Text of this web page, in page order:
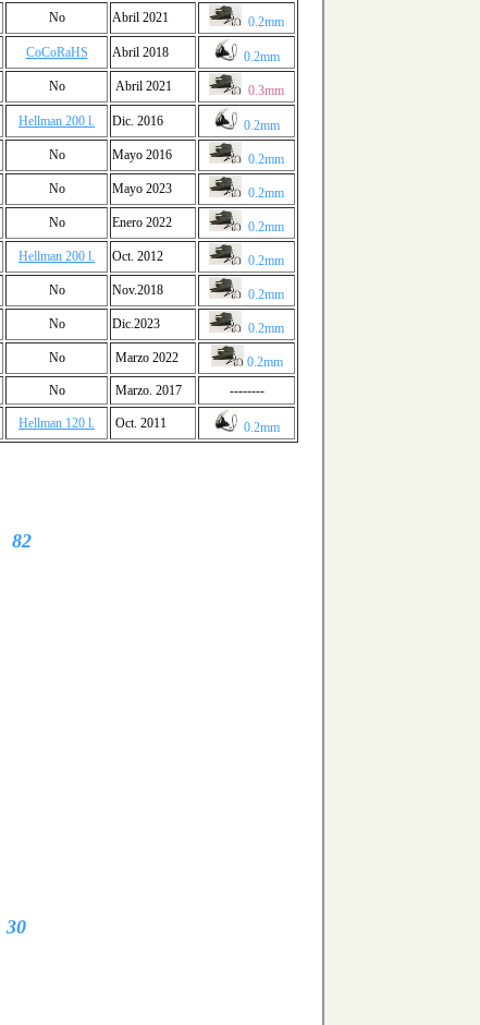
No Abril 2021
0.2mm
CoCoRaHS Abril 2018
0.2mm
No Abril 2021
0.3mm
Hellman 200 l. Dic. 2016
0.2mm
No Mayo 2016
0.2mm
No Mayo 2023
0.2mm
No Enero 2022
0.2mm
Hellman 200 l. Oct. 2012
0.2mm
No Nov.2018
0.2mm
No Dic.2023
0.2mm
No Marzo 2022
0.2mm
No Marzo. 2017 --------
Hellman 120 l. Oct. 2011 0.2mm